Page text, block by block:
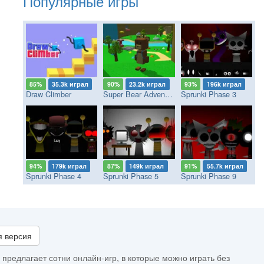
85% 35.3k играл
Draw Climber
90% 23.2k играл
Super Bear Adventure
93% 196k играл
Sprunki Phase 3
94% 179k играл
Sprunki Phase 4
87% 149k играл
Sprunki Phase 5
91% 55.7k играл
Sprunki Phase 9
версия
сотни онлайн-игр, в которые можно играть без